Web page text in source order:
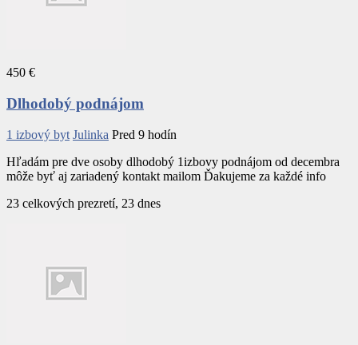
450 €
Dlhodobý podnájom
1 izbový byt Julinka Pred 9 hodín
Hľadám pre dve osoby dlhodobý 1izbovy podnájom od decembra
môže byť aj zariadený kontakt mailom Ďakujeme za každé info
23 celkových prezretí, 23 dnes